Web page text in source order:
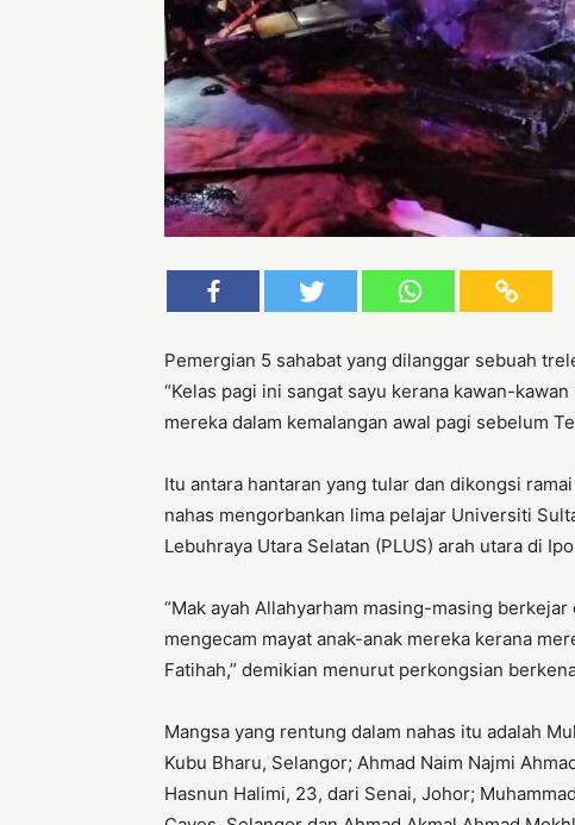
Pemergian 5 sahabat yang dilanggar sebuah
“Kelas pagi ini sangat sayu kerana kawan-
mereka dalam kemalangan awal pagi sebelum
Itu antara hantaran yang tular dan dikongsi
nahas mengorbankan lima pelajar Universiti
Lebuhraya Utara Selatan (PLUS) arah utara di
“Mak ayah Allahyarham masing-masing
mengecam mayat anak-anak mereka kerana
Fatihah,” demikian menurut perkongsian
Mangsa yang rentung dalam nahas itu adalah
Kubu Bharu, Selangor; Ahmad Naim Najmi
Hasnun Halimi, 23, dari Senai, Johor;